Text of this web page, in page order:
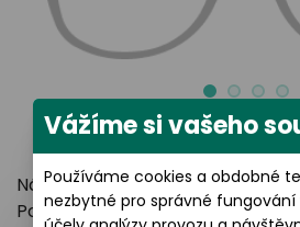
Název výrobce: LUXOTTICA
Poštovní adresa: Piazzale Luigi
Vážíme si vašeho
Používáme cookies a obdobné
nezbytné pro správné fungování